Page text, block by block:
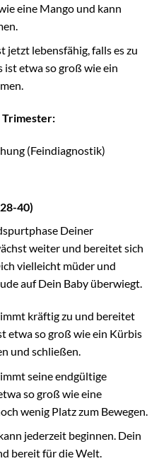
eine Mango und kann
jetzt lebensfähig, falls es zu
ist etwa so groß wie ein
Trimester:
(Feindiagnostik)
40)
Deiner
weiter und bereitet sich
vielleicht müder und
auf Dein Baby überwiegt.
kräftig zu und bereitet
etwa so groß wie ein Kürbis
und schließen.
seine endgültige
so groß wie eine
wenig Platz zum Bewegen.
jederzeit beginnen. Dein
bereit für die Welt.